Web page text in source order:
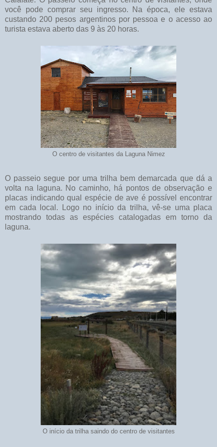
você pode comprar seu ingresso. Na época, ele estava
custando 200 pesos argentinos por pessoa e o acesso ao
turista estava aberto das 9 às 20 horas.
O centro de visitantes da Laguna Nimez
O passeio segue por uma trilha bem demarcada que dá a
volta na laguna. No caminho, há pontos de observação e
placas indicando qual espécie de ave é possível encontrar
em cada local. Logo no início da trilha, vê-se uma placa
mostrando todas as espécies catalogadas em torno da
laguna.
O início da trilha saindo do centro de visitantes